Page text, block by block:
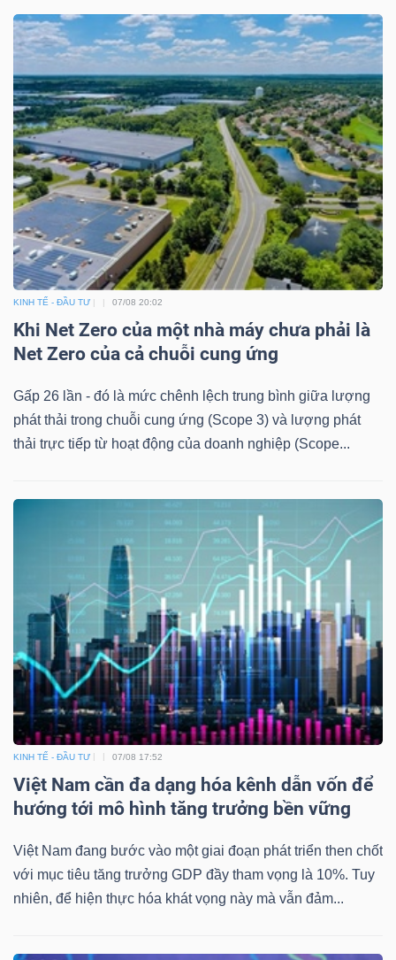
KINH TẾ - ĐẦU TƯ 07/08 20:02
Khi Net Zero của một nhà máy chưa phải là
Net Zero của cả chuỗi cung ứng
Gấp 26 lần - đó là mức chênh lệch trung bình giữa lượng
phát thải trong chuỗi cung ứng (Scope 3) và lượng phát
thải trực tiếp từ hoạt động của doanh nghiệp (Scope...
KINH TẾ - ĐẦU TƯ 07/08 17:52
Việt Nam cần đa dạng hóa kênh dẫn vốn để
hướng tới mô hình tăng trưởng bền vững
Việt Nam đang bước vào một giai đoạn phát triển then chốt
với mục tiêu tăng trưởng GDP đầy tham vọng là 10%. Tuy
nhiên, để hiện thực hóa khát vọng này mà vẫn đảm...